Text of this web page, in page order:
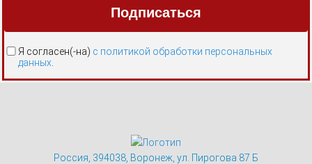
Я согласен(-на) с политикой обработки персональных
данных
Россия, 394038, Воронеж, ул. Пирогова 87 Б